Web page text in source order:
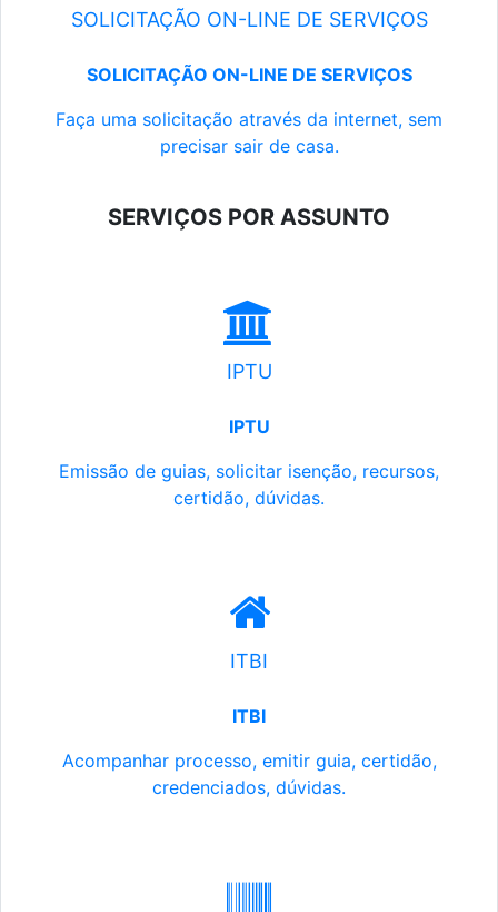
SOLICITAÇÃO ON-LINE DE SERVIÇOS
SOLICITAÇÃO ON-LINE DE SERVIÇOS
Faça uma solicitação através da internet, sem
precisar sair de casa.
SERVIÇOS POR ASSUNTO
IPTU
IPTU
Emissão de guias, solicitar isenção, recursos,
certidão, dúvidas.
ITBI
ITBI
Acompanhar processo, emitir guia, certidão,
credenciados, dúvidas.